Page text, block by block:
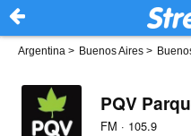
Argentina > Buenos Aires >
PQV
FM · 105.9